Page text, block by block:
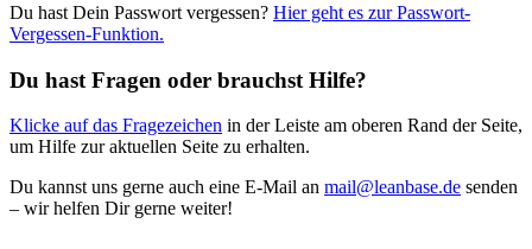
Du hast Dein Passwort vergessen? Hier geht es zur Passwort-
Vergessen-Funktion.
Du hast Fragen oder brauchst Hilfe?
Klicke auf das Fragezeichen in der Leiste am oberen Rand der Seite,
um Hilfe zur aktuellen Seite zu erhalten.
Du kannst uns gerne auch eine E-Mail an mail@leanbase.de senden
– wir helfen Dir gerne weiter!